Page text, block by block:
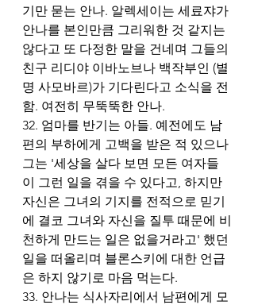
기만 묻는 안나. 알렉세이는 세료쟈가
안나를 본인만큼 그리워한 것 같지는
않다고 또 다정한 말을 건네며 그들의
친구 리디야 이바노브나 백작부인 (별
명 사모바르)가 기다린다고 소식을 전
함. 여전히 무뚝뚝한 안나.
32. 엄마를 반기는 아들. 예전에도 남
편의 부하에게 고백을 받은 적 있으나
그는 '세상을 살다 보면 모든 여자들
이 그런 일을 겪을 수 있다고, 하지만
자신은 그녀의 기지를 전적으로 믿기
에 결코 그녀와 자신을 질투 때문에 비
천하게 만드는 일은 없을거라고' 했던
일을 떠올리며 블론스키에 대한 언급
은 하지 않기로 마음 먹는다.
33. 안나는 식사자리에서 남편에게 모